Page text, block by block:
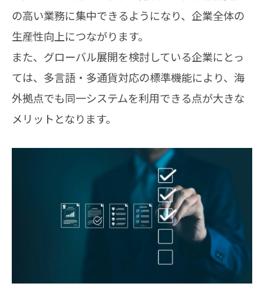
の高い業務に集中できるようになり、企業全体の
生産性向上につながります。
また、グローバル展開を検討している企業にとっ
ては、多言語・多通貨対応の標準機能により、海
外拠点でも同一システムを利用できる点が大きな
メリットとなります。